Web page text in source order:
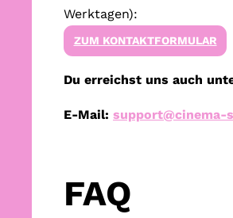
Werktagen):
ZUM KONTAKTFORMULAR
Du erreichst uns auch
E-Mail:
FAQ